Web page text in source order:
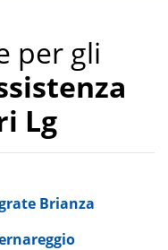
per gli
Lg
Brianza